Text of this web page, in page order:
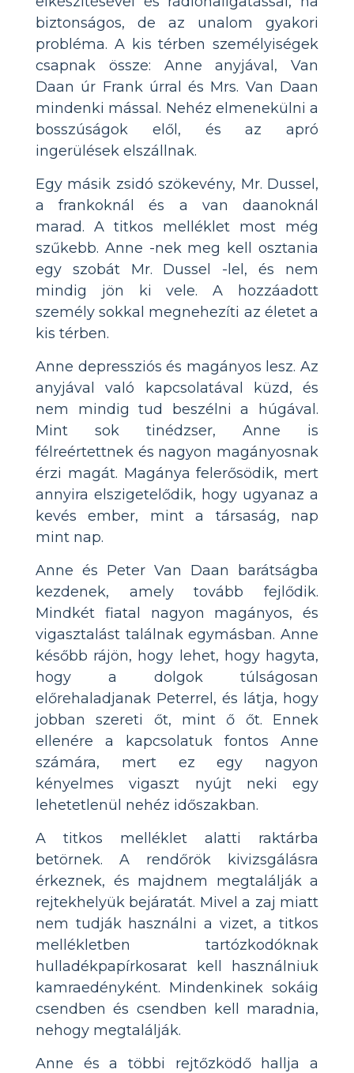
biztonságos, de az unalom gyakori
probléma. A kis térben személyiségek
csapnak össze: Anne anyjával, Van
Daan úr Frank úrral és Mrs. Van Daan
mindenki mással. Nehéz elmenekülni a
bosszúságok elől, és az apró
ingerülések elszállnak.
Egy másik zsidó szökevény, Mr. Dussel,
a frankoknál és a van daanoknál
marad. A titkos melléklet most még
szűkebb. Anne -nek meg kell osztania
egy szobát Mr. Dussel -lel, és nem
mindig jön ki vele. A hozzáadott
személy sokkal megnehezíti az életet a
kis térben.
Anne depressziós és magányos lesz. Az
anyjával való kapcsolatával küzd, és
nem mindig tud beszélni a húgával.
Mint sok tinédzser, Anne is
félreértettnek és nagyon magányosnak
érzi magát. Magánya felerősödik, mert
annyira elszigetelődik, hogy ugyanaz a
kevés ember, mint a társaság, nap
mint nap.
Anne és Peter Van Daan barátságba
kezdenek, amely tovább fejlődik.
Mindkét fiatal nagyon magányos, és
vigasztalást találnak egymásban. Anne
később rájön, hogy lehet, hogy hagyta,
hogy a dolgok túlságosan
előrehaladjanak Peterrel, és látja, hogy
jobban szereti őt, mint ő őt. Ennek
ellenére a kapcsolatuk fontos Anne
számára, mert ez egy nagyon
kényelmes vigaszt nyújt neki egy
lehetetlenül nehéz időszakban.
A titkos melléklet alatti raktárba
betörnek. A rendőrök kivizsgálásra
érkeznek, és majdnem megtalálják a
rejtekhelyük bejáratát. Mivel a zaj miatt
nem tudják használni a vizet, a titkos
mellékletben tartózkodóknak
hulladékpapírkosarat kell használniuk
kamraedényként. Mindenkinek sokáig
csendben és csendben kell maradnia,
nehogy megtalálják.
Anne és a többi rejtőzködő hallja a